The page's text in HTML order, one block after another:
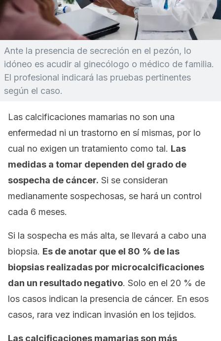
Ante la presencia de secreción en el pezón, lo
idóneo es acudir al ginecólogo o médico de familia.
El profesional indicará las pruebas pertinentes
según el caso.
Las calcificaciones mamarias no son una
enfermedad ni un trastorno en sí mismas, por lo
cual no exigen un tratamiento como tal. Las
medidas a tomar dependen del grado de
sospecha de cáncer. Si se consideran
medianamente sospechosas, se hará un control
cada 6 meses.
Si la sospecha es más alta, se llevará a cabo una
biopsia. Es de anotar que el 80 % de las
biopsias realizadas por microcalcificaciones
dan un resultado negativo. Solo en el 20 % de
los casos indican la presencia de cáncer. En esos
casos, rara vez indican invasión en los tejidos.
Las calcificaciones mamarias son más